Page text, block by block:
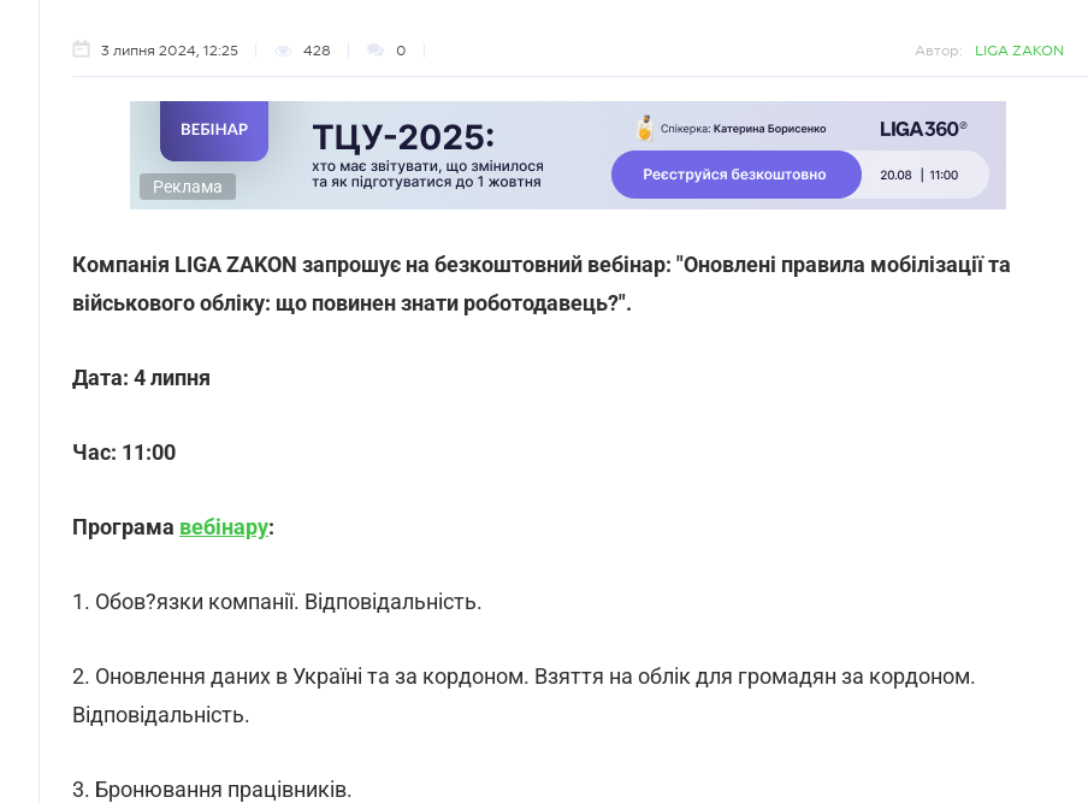
3 липня 2024, 12:25 428 0 Автор: LIGA ZAKON
Реклама
Компанія LIGA ZAKON запрошує на безкоштовний вебінар: "Оновлені правила мобілізації та
військового обліку: що повинен знати роботодавець?".
Дата: 4 липня
Час: 11:00
Програма вебінару:
1. Обов?язки компанії. Відповідальність.
2. Оновлення даних в Україні та за кордоном. Взяття на облік для громадян за кордоном.
Відповідальність.
3. Бронювання працівників.